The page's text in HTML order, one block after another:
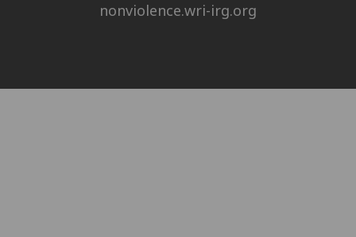
nonviolence.wri-irg.org